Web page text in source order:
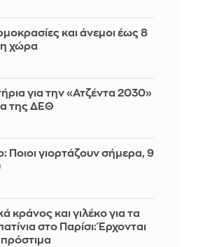
και άνεμοι έως 8
χώρα
για την «Ατζέντα 2030»
της ΔΕΘ
Ποιοι γιορτάζουν σήμερα, 9
κράνος και γιλέκο για τα
στο Παρίσι: Έρχονται